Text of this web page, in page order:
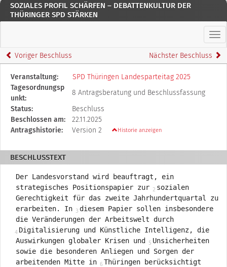
SOZIALES PROFIL SCHÄRFEN – DEBATTENKULTUR DER
THÜRINGER SPD STÄRKEN
Voriger Beschluss Nächster Beschluss
Diese
Tabelle
beschreibt
den
Status,
die
und
verschiedene
Rahmendaten
zum
Antrag
Veranstaltung:
SPD Thüringen Landesparteitag 2025
Tagesordnungsp
unkt:
8 Antragsberatung und Beschlussfassung
Status:
Beschluss
Beschlossen am:
22.11.2025
Antragshistorie:
Version 2 Historie anzeigen
BESCHLUSSTEXT
Der Landesvorstand wird beauftragt, ein
strategisches Positionspapier zur sozialen
Gerechtigkeit für das zweite Jahrhundertquartal zu
erarbeiten. In diesem Papier sollen insbesondere
die Veränderungen der Arbeitswelt durch
Digitalisierung und Künstliche Intelligenz, die
Auswirkungen globaler Krisen und Unsicherheiten
sowie die besonderen Anliegen und Sorgen der
arbeitenden Mitte in Thüringen berücksichtigt